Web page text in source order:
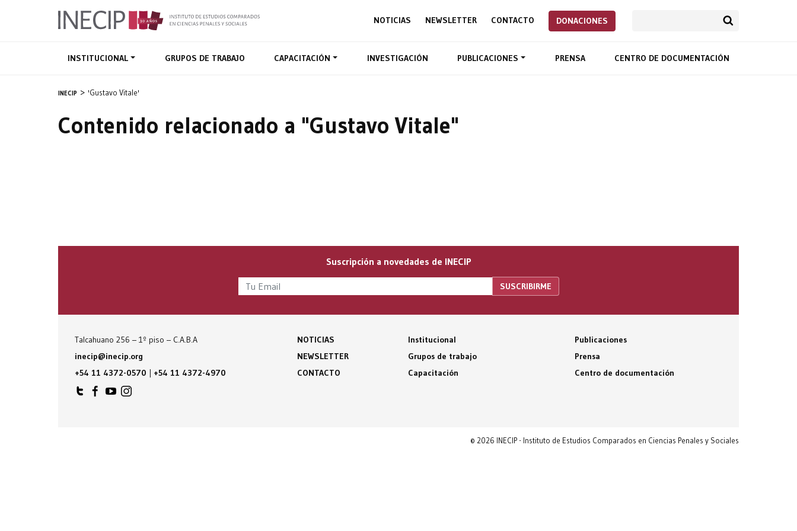
NOTICIAS NEWSLETTER CONTACTO DONACIONES
INSTITUCIONAL GRUPOS DE TRABAJO CAPACITACIÓN INVESTIGACIÓN PUBLICACIONES PRENSA CENTRO DE DOCUMENTACIÓN
INECIP 'Gustavo Vitale'
Contenido relacionado a "Gustavo Vitale"
Suscripción a novedades de INECIP
Talcahuano 256 – 1º piso – C.A.B.A
inecip@inecip.org
+54 11 4372-0570 | +54 11 4372-4970
NOTICIAS
NEWSLETTER
CONTACTO
Institucional
Grupos de trabajo
Capacitación
Publicaciones
Prensa
Centro de documentación
© 2026 INECIP - Instituto de Estudios Comparados en Ciencias Penales y Sociales